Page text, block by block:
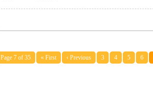
Page 7 of 35 « First ‹ Previous 3 4 5 6